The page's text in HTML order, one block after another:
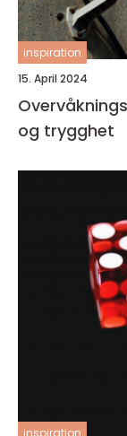
inspiration
15. April 2024
og trygghet